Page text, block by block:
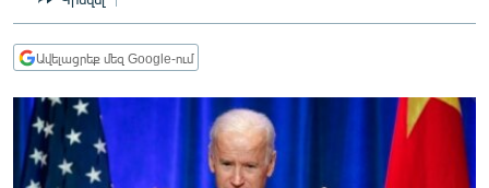
ՀԱՍԱՐԱԿՈՒԹՅՈՒՆ
ՏՆՏԵՍՈՒԹՅՈՒՆ
ՊԱՏԵՐԱԶՄԻ 6 ՇԱԲԱԹՆԵՐԸ
ՏԱՐԱԾԱՇՐՋԱՆ
Ավելացրեք մեզ Google-ում